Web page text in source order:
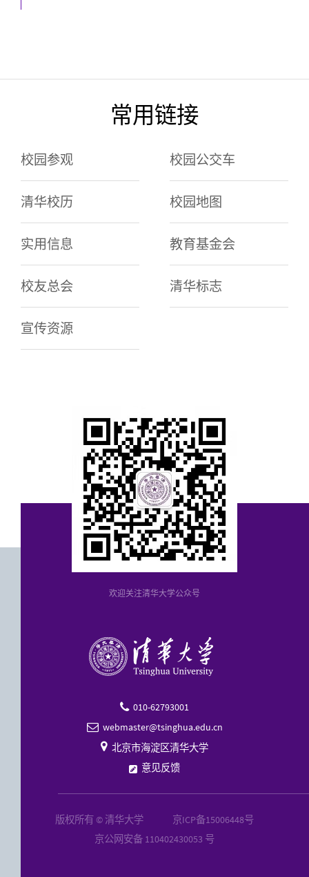
常用链接
校园参观 校园公交车
清华校历 校园地图
实用信息 教育基金会
校友总会 清华标志
宣传资源
欢迎关注清华大学公众号
 010-62793001
 webmaster@tsinghua.edu.cn
 北京市海淀区清华大学
意见反馈
版权所有 © 清华大学
京ICP备15006448号
京公网安备 110402430053 号